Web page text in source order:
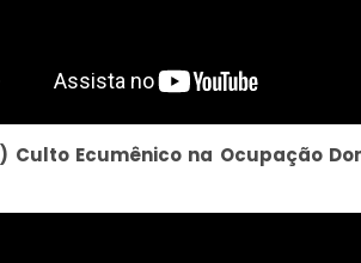
Culto Ecumênico na Ocupação